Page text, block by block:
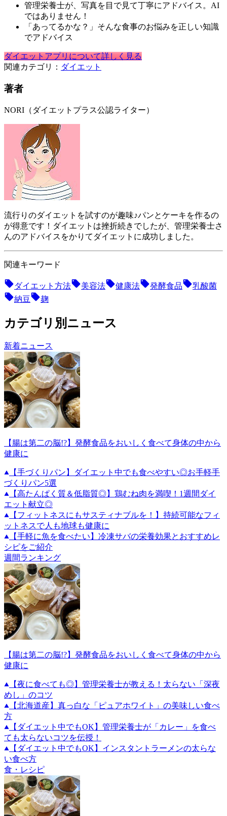
管理栄養士が、写真を目で見て丁寧にアドバイス。AI
ではありません！
「あってるかな？」そんな食事のお悩みを正しい知識
でアドバイス
ダイエットアプリについて詳しく見る
関連カテゴリ： ダイエット
著者
NORI（ダイエットプラス公認ライター）
流行りのダイエットを試すのが趣味♪パンとケーキを作るの
が得意です！ダイエットは挫折続きでしたが、管理栄養士さ
んのアドバイスをかりてダイエットに成功しました。
関連キーワード
ダイエット方法 美容法 健康法 発酵食品
乳酸菌
納豆
麹
カテゴリ別ニュース
新着ニュース
【腸は第二の脳!?】発酵食品をおいしく食べて身体の中から
健康に
【手づくりパン】ダイエット中でも食べやすい◎お手軽手
づくりパン5選
【高たんぱく質＆低脂質◎】鶏むね肉を満喫！1週間ダイ
エット献立◎
【フィットネスにもサスティナブルを！】持続可能なフィ
ットネスで人も地球も健康に
【手軽に魚を食べたい】冷凍サバの栄養効果とおすすめレ
シピをご紹介
週間ランキング
【腸は第二の脳!?】発酵食品をおいしく食べて身体の中から
健康に
【夜に食べても◎】管理栄養士が教える！太らない「深夜
めし」のコツ
【北海道産】真っ白な「ピュアホワイト」の美味しい食べ
方
【ダイエット中でもOK】管理栄養士が「カレー」を食べ
ても太らないコツを伝授！
【ダイエット中でもOK】インスタントラーメンの太らな
い食べ方
食・レシピ